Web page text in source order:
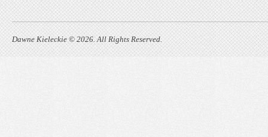
Dawne Kieleckie © 2026. All Rights Reserved.